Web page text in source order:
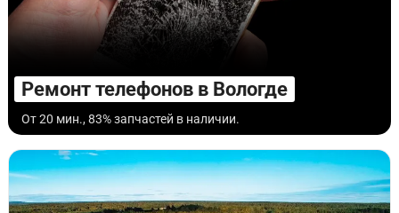
Ремонт телефонов в Вологде
От 20 мин., 83% запчастей в наличии.